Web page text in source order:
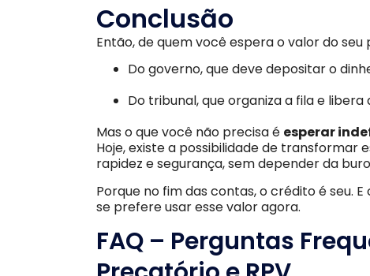
Conclusão
Então, de quem você espera o valor do seu
Do governo, que deve depositar o
Do tribunal, que organiza a fila e
Mas o que você não precisa é esperar
Hoje, existe a possibilidade de transformar
rapidez e segurança, sem depender da
Porque no fim das contas, o crédito é seu.
se prefere usar esse valor agora.
FAQ – Perguntas